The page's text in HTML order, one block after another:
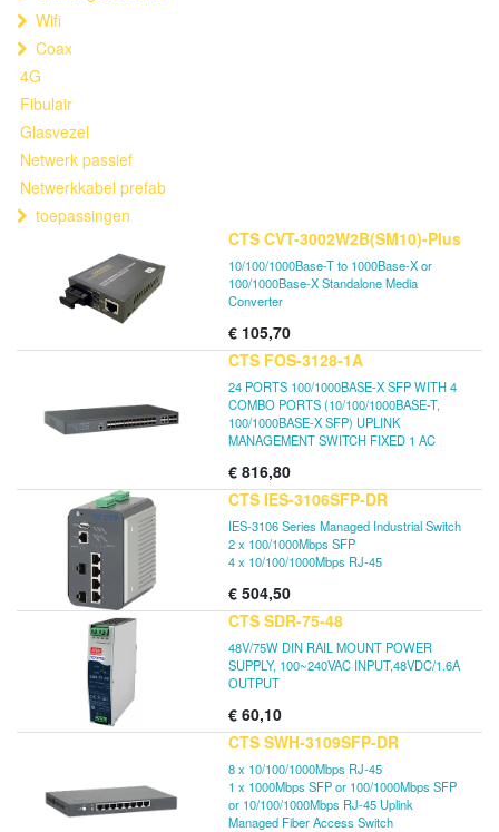
Wifi
Coax
4G
Fibulair
Glasvezel
Netwerk passief
Netwerkkabel prefab
toepassingen
CTS CVT-3002W2B(SM10)-Plus
10/100/1000Base-T to 1000Base-X or
100/1000Base-X Standalone Media
Converter
€ 105,70
CTS FOS-3128-1A
24 PORTS 100/1000BASE-X SFP WITH 4
COMBO PORTS (10/100/1000BASE-T,
100/1000BASE-X SFP) UPLINK
MANAGEMENT SWITCH FIXED 1 AC
€ 816,80
CTS IES-3106SFP-DR
IES-3106 Series Managed Industrial Switch
2 x 100/1000Mbps SFP
4 x 10/100/1000Mbps RJ-45
€ 504,50
CTS SDR-75-48
48V/75W DIN RAIL MOUNT POWER
SUPPLY, 100~240VAC INPUT,48VDC/1.6A
OUTPUT
€ 60,10
CTS SWH-3109SFP-DR
8 x 10/100/1000Mbps RJ-45
1 x 1000Mbps SFP or 100/1000Mbps SFP
or 10/100/1000Mbps RJ-45 Uplink
Managed Fiber Access Switch